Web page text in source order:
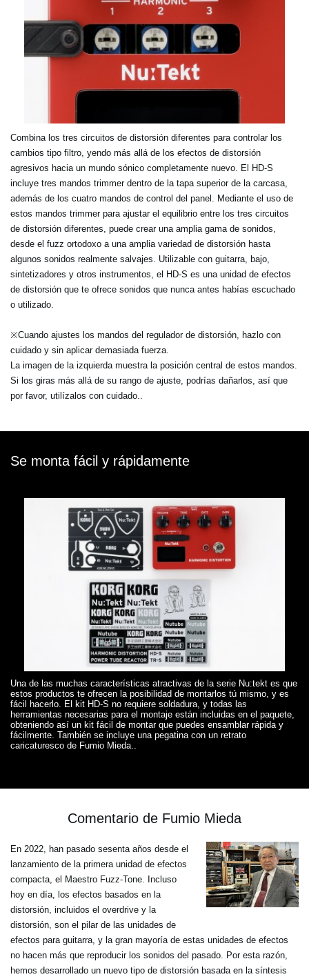
Combina los tres circuitos de distorsión diferentes para controlar los
cambios tipo filtro, yendo más allá de los efectos de distorsión
agresivos hacia un mundo sónico completamente nuevo. El HD-S
incluye tres mandos trimmer dentro de la tapa superior de la carcasa,
además de los cuatro mandos de control del panel. Mediante el uso de
estos mandos trimmer para ajustar el equilibrio entre los tres circuitos
de distorsión diferentes, puede crear una amplia gama de sonidos,
desde el fuzz ortodoxo a una amplia variedad de distorsión hasta
algunos sonidos realmente salvajes. Utilizable con guitarra, bajo,
sintetizadores y otros instrumentos, el HD-S es una unidad de efectos
de distorsión que te ofrece sonidos que nunca antes habías escuchado
o utilizado.
※Cuando ajustes los mandos del regulador de distorsión, hazlo con
cuidado y sin aplicar demasiada fuerza.
La imagen de la izquierda muestra la posición central de estos mandos.
Si los giras más allá de su rango de ajuste, podrías dañarlos, así que
por favor, utilízalos con cuidado..
Se monta fácil y rápidamente
Una de las muchas características atractivas de la serie Nu:tekt es que
estos productos te ofrecen la posibilidad de montarlos tú mismo, y es
fácil hacerlo. El kit HD-S no requiere soldadura, y todas las
herramientas necesarias para el montaje están incluidas en el paquete,
obteniendo así un kit fácil de montar que puedes ensamblar rápida y
fácilmente. También se incluye una pegatina con un retrato
caricaturesco de Fumio Mieda..
Comentario de Fumio Mieda
En 2022, han pasado sesenta años desde el
lanzamiento de la primera unidad de efectos
compacta, el Maestro Fuzz-Tone. Incluso
hoy en día, los efectos basados en la
distorsión, incluidos el overdrive y la
distorsión, son el pilar de las unidades de
efectos para guitarra, y la gran mayoría de estas unidades de efectos
no hacen más que reproducir los sonidos del pasado. Por esta razón,
hemos desarrollado un nuevo tipo de distorsión basada en la síntesis